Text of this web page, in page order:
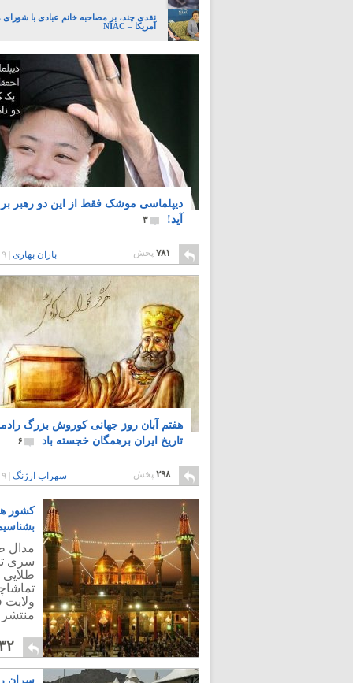
نقدی چند، بر مصاحبه خانم عبادی با شورای
آمریکا – NIAC
دیپلماسی موشک فقط از این دو رهبر
آید!
۳
۷۸۱ پخش باران بهاری |۹ سال پیش
هفتم آبان روز جهانی کوروش بزرگ
تاریخ ایران برهمگان خجسته باد
۶
۲۹۸ پخش سهراب ارژنگ |۹ سال پیش
کشور
مدال
سری
ولایت
سران